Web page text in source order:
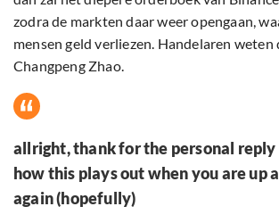
zodra de markten daar weer opengaan,
mensen geld verliezen. Handelaren weten
Changpeng Zhao.
allright, thank for the personal reply
how this plays out when you are up
again (hopefully)